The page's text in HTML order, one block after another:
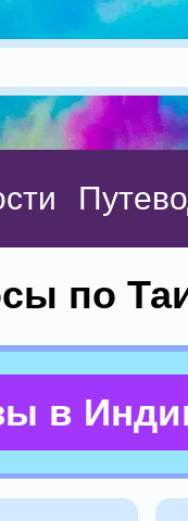
по
в